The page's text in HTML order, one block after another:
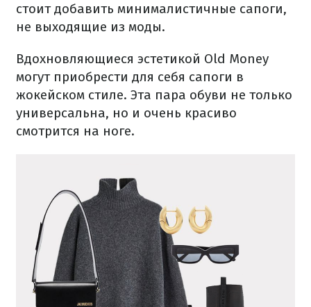
стоит добавить минималистичные сапоги,
не выходящие из моды.
Вдохновляющиеся эстетикой Old Money
могут приобрести для себя сапоги в
жокейском стиле. Эта пара обуви не только
универсальна, но и очень красиво
смотрится на ноге.